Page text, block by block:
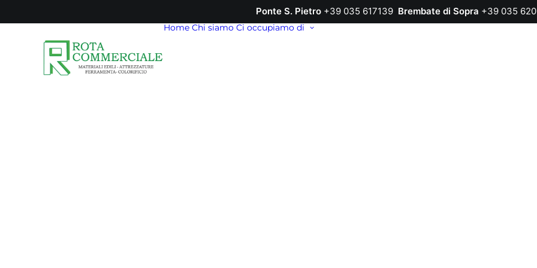
Ponte S. Pietro +39 035 617139 Brembate di Sopra +39 035
Home Chi siamo Ci occupiamo di